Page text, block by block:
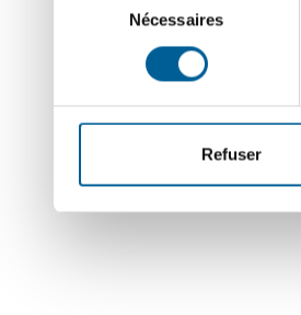
consentement
Nécessaires
Refuser